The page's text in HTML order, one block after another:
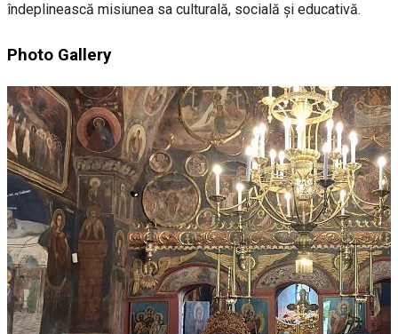
îndeplinească misiunea sa culturală, socială şi educativă.
Photo Gallery